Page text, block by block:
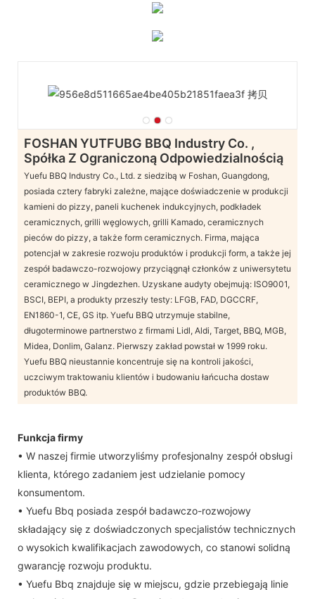
FOSHAN YUTFUBG BBQ Industry Co. ,
Spółka Z Ograniczoną Odpowiedzialnością
Yuefu BBQ Industry Co., Ltd. z siedzibą w Foshan, Guangdong,
posiada cztery fabryki zależne, mające doświadczenie w produkcji
kamieni do pizzy, paneli kuchenek indukcyjnych, podkładek
ceramicznych, grilli węglowych, grilli Kamado, ceramicznych
pieców do pizzy, a także form ceramicznych. Firma, mająca
potencjał w zakresie rozwoju produktów i produkcji form, a także jej
zespół badawczo-rozwojowy przyciągnął członków z uniwersytetu
ceramicznego w Jingdezhen. Uzyskane audyty obejmują: ISO9001,
BSCI, BEPI, a produkty przeszły testy: LFGB, FAD, DGCCRF,
EN1860-1, CE, GS itp. Yuefu BBQ utrzymuje stabilne,
długoterminowe partnerstwo z firmami Lidl, Aldi, Target, BBQ, MGB,
Midea, Donlim, Galanz. Pierwszy zakład powstał w 1999 roku.
Yuefu BBQ nieustannie koncentruje się na kontroli jakości,
uczciwym traktowaniu klientów i budowaniu łańcucha dostaw
produktów BBQ.
Funkcja firmy
• W naszej firmie utworzyliśmy profesjonalny zespół obsługi
klienta, którego zadaniem jest udzielanie pomocy
konsumentom.
• Yuefu Bbq posiada zespół badawczo-rozwojowy
składający się z doświadczonych specjalistów technicznych
o wysokich kwalifikacjach zawodowych, co stanowi solidną
gwarancję rozwoju produktu.
• Yuefu Bbq znajduje się w miejscu, gdzie przebiegają linie